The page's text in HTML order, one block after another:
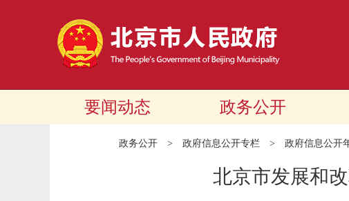
要闻动态 政务公开
政务公开 > 政府信息公开专栏 > 政府信息公开
北京市发展和